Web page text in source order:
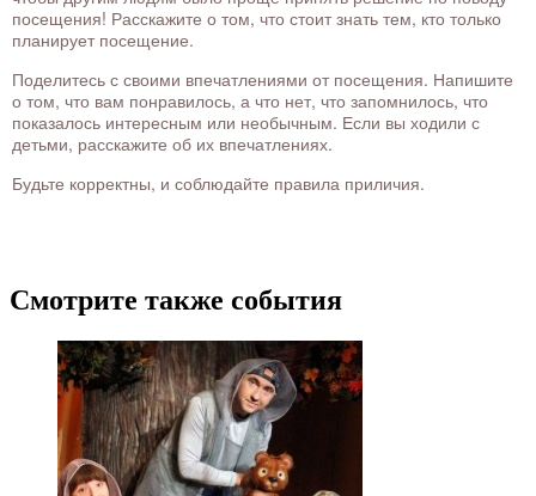
посещения! Расскажите о том, что стоит знать тем, кто только
планирует посещение.
Поделитесь с своими впечатлениями от посещения. Напишите
о том, что вам понравилось, а что нет, что запомнилось, что
показалось интересным или необычным. Если вы ходили с
детьми, расскажите об их впечатлениях.
Будьте корректны, и соблюдайте правила приличия.
Смотрите также события